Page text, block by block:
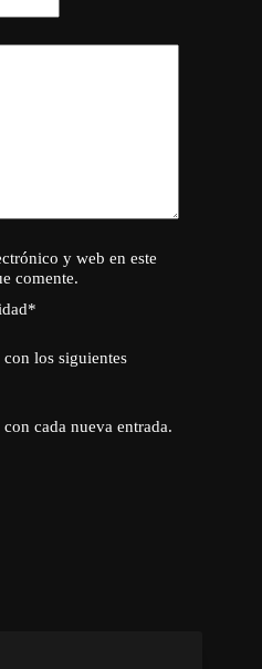
y web en este
comente.
*
los siguientes
cada nueva entrada.